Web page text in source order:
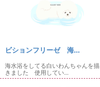
ビションフリーゼ 海...
海水浴をしてる白いわんちゃんを描
きました 使用してい...